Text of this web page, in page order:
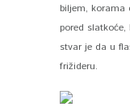
biljem, korama
pored
stvar je da u
frižideru.